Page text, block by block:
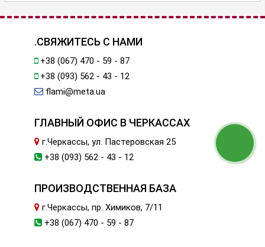
.СВЯЖИТЕСЬ С НАМИ
+38 (067) 470 - 59 - 87
+38 (093) 562 - 43 - 12
flami@meta.ua
ГЛАВНЫЙ ОФИС В ЧЕРКАССАХ
г.Черкассы, ул. Пастеровская 25
+38 (093) 562 - 43 - 12
ПРОИЗВОДСТВЕННАЯ БАЗА
г.Черкассы, пр. Химиков, 7/11
+38 (067) 470 - 59 - 87